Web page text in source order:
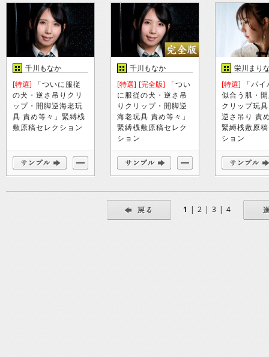
千川もなか
[特選] 「ついに服従
の犬・逆さ吊りクリ
ップ・開脚逆海老玩
具 責め等々」緊縛桟
敷原稿セレクション
千川もなか
[特選] [完全版] 「つい
に服従の犬・逆さ吊
りクリップ・開脚逆
海老玩具 責め等々」
緊縛桟敷原稿セレク
ション
栄川まり
[特選] 「パ
似合う肌・
クリップ玩
逆さ吊り 責
緊縛桟敷原
ション
1 | 2 | 3 | 4